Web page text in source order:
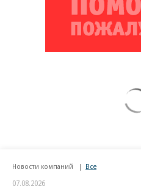
Новости компаний Все
07.08.2026